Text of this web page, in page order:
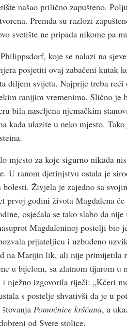
našao prilično zapušteno.
Premda su razlozi
svetište ne pripada nikome pa
koje se nalazi na
posjetiti ovaj zabačeni kutak
diljem svijeta. Najprije treba
ranijim vremenima. Slično je
bila naseljena njemačkim
kada ulazite u neko mjesto.
mjesto za koje sigurno nikada
U ranom djetinjstvu ostala je
Živjela je zajedno sa
prvoj godini života Magdalena
osjećala se tako slabo da
Magdaleninoj postelji bio
prijateljicu i uzbuđeno
na Marijin lik, ali nije primijetila
u bijelom, sa zlatnom tijarom
nježno izgovorila riječi: „Kćeri
s postelje shvativši da je u
Pomoćnice kršćana, a
od Svete stolice.